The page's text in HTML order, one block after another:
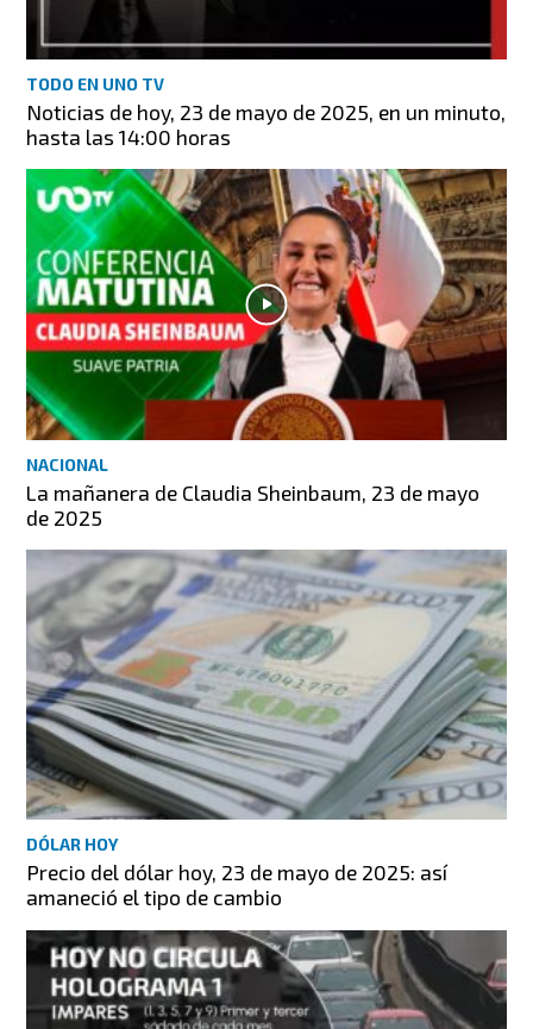
TODO EN UNO TV
Noticias de hoy, 23 de mayo de 2025, en un minuto,
hasta las 14:00 horas
NACIONAL
La mañanera de Claudia Sheinbaum, 23 de mayo
de 2025
DÓLAR HOY
Precio del dólar hoy, 23 de mayo de 2025: así
amaneció el tipo de cambio